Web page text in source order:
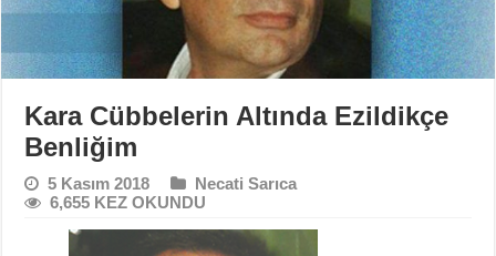
Kara Cübbelerin Altında Ezildikçe
Benliğim
5 Kasım 2018
Necati Sarıca
6,655 KEZ OKUNDU